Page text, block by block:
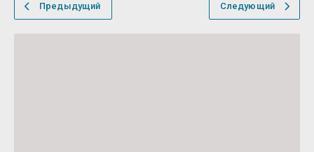
Предыдущий Следующий